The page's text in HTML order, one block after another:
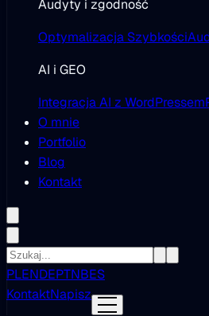
Audyty i zgodność
Optymalizacja Szybkości
AI i GEO
Integracja AI z WordPressem
O mnie
Portfolio
Blog
Kontakt
PLENDEPTNBES
KontaktNapisz